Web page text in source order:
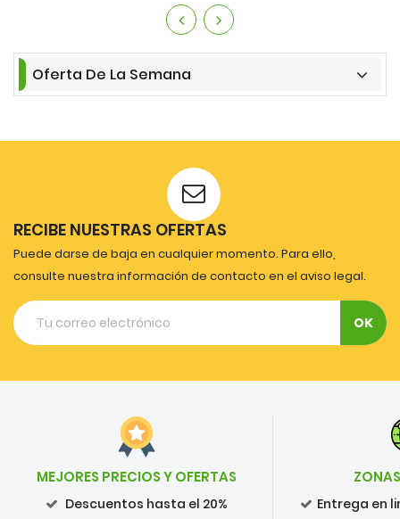
Oferta De La Semana
RECIBE NUESTRAS OFERTAS
Puede darse de baja en cualquier momento. Para ello,
consulte nuestra información de contacto en el aviso legal.
MEJORES PRECIOS Y OFERTAS
Descuentos hasta el 20%
Entrega en